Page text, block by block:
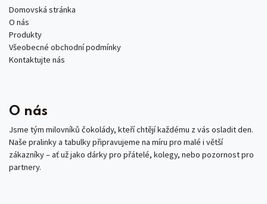
Domovská stránka
O nás
Produkty
Všeobecné obchodní podmínky
Kontaktujte nás
O nás
Jsme tým milovníků čokolády, kteří chtějí každému z vás osladit den.
Naše pralinky a tabulky připravujeme na míru pro malé i větší
zákazníky – ať už jako dárky pro přátelé, kolegy, nebo pozornost pro
partnery.